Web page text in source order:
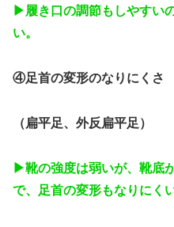
▶︎履き口の調節もしやすい
い。
④足首の変形のなりにくさ
（扁平足、外反扁平足）
▶︎靴の強度は弱いが、靴底
で、足首の変形もなりにくい